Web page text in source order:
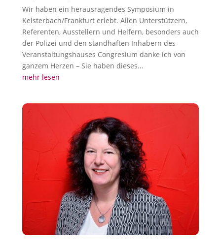
Wir haben ein herausragendes Symposium in
Kelsterbach/Frankfurt erlebt. Allen Unterstützern,
Referenten, Ausstellern und Helfern, besonders auch
der Polizei und den standhaften Inhabern des
Veranstaltungshauses Congresium danke ich von
ganzem Herzen – Sie haben dieses...
mehr lesen